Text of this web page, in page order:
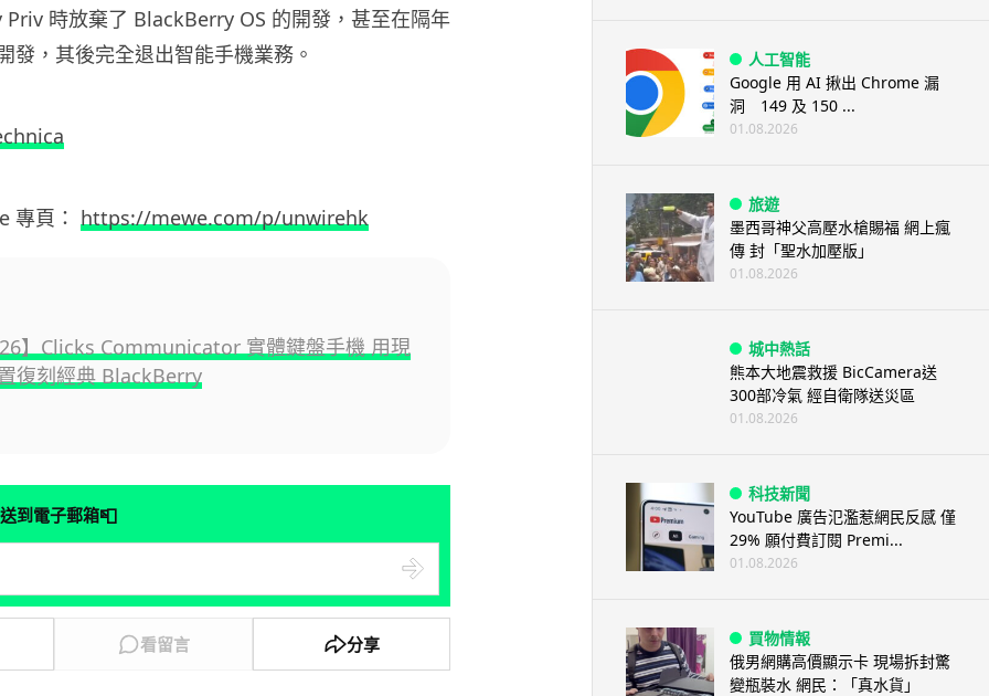
時放棄了 BlackBerry OS 的開發，甚至在隔年
發，其後完全退出智能手機業務。
專頁： https://mewe.com/p/unwirehk
】Clicks Communicator 實體鍵盤手機 用現
復刻經典 BlackBerry
到電子郵箱📮
看留言 分享
人工智能
Google 用 AI 揪出 Chrome 漏
洞 149 及 150 ...
01.08.2026
旅遊
墨西哥神父高壓水槍賜福 網上瘋
傳 封「聖水加壓版」
01.08.2026
城中熱話
熊本大地震救援 BicCamera送
300部冷氣 經自衛隊送災區
01.08.2026
科技新聞
YouTube 廣告氾濫惹網民反感 僅
29% 願付費訂閱 Premi...
01.08.2026
買物情報
俄男網購高價顯示卡 現場拆封驚
變瓶裝水 網民：「真水貨」